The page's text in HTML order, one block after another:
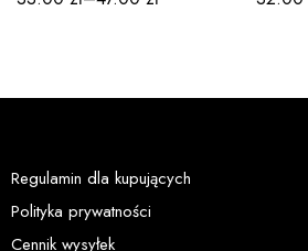
Regulamin dla kupujących
Polityka prywatności
Cennik wysyłek